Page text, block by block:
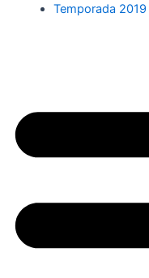
Temporada 2019